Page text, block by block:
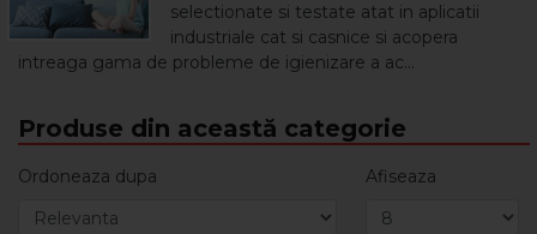
selectionate si testate atat in aplicatii
industriale cat si casnice si acopera
intreaga gama de probleme de igienizare a ac...
Produse din această categorie
Ordoneaza dupa Afiseaza